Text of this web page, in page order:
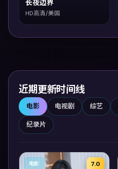
长夜边界
HD高清/美国
近期更新时间线
电影 电视剧 综艺
纪录片
7.0
电影